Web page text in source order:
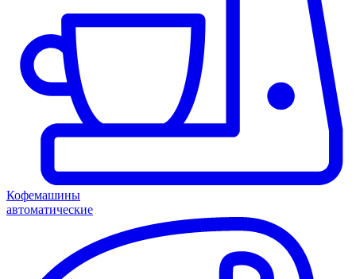
Кофемашины
автоматические